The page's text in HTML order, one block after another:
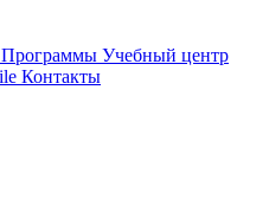
Программы Учебный центр
Контакты